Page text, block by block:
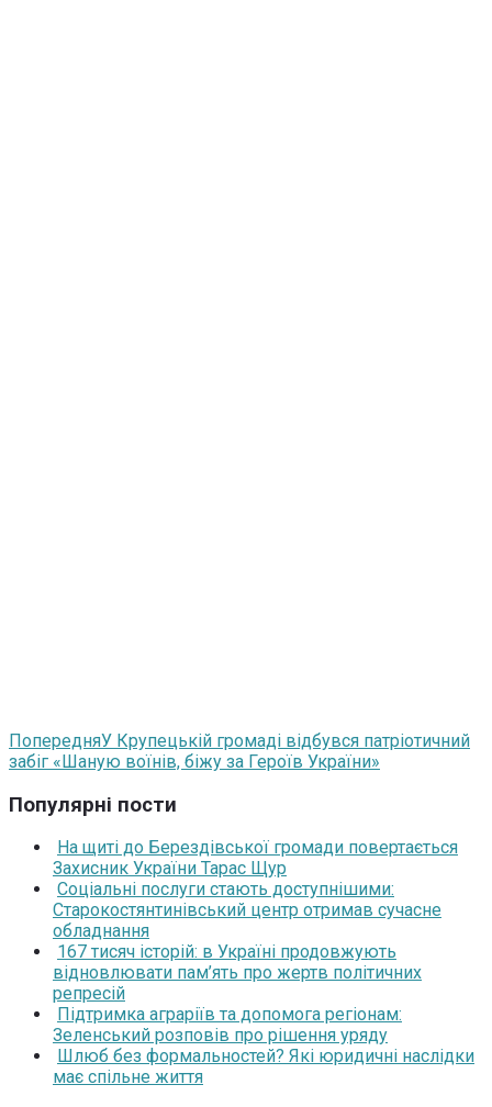
ПопередняУ Крупецькій громаді відбувся патріотичний
забіг «Шаную воїнів, біжу за Героїв України»
Популярні пости
На щиті до Берездівської громади повертається
Захисник України Тарас Щур
Соціальні послуги стають доступнішими:
Старокостянтинівський центр отримав сучасне
обладнання
167 тисяч історій: в Україні продовжують
відновлювати пам’ять про жертв політичних
репресій
Підтримка аграріїв та допомога регіонам:
Зеленський розповів про рішення уряду
Шлюб без формальностей? Які юридичні наслідки
має спільне життя